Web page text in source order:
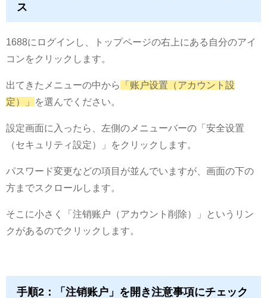
ス
1688にログインし、トップページの右上にある自分のアイ
コンをクリックします。
出てきたメニューの中から
「账户设置（アカウント設
定）」
を選んでください。
設定画面に入ったら、左側のメニューバーの「安全设置
（セキュリティ設定）」をクリックします。
パスワード変更などの項目が並んでいますが、画面の下の
方までスクロールします。
そこに小さく「注销账户（アカウント削除）」というリン
クがあるのでクリックします。
手順2：「注销账户」を開き注意事項にチェック